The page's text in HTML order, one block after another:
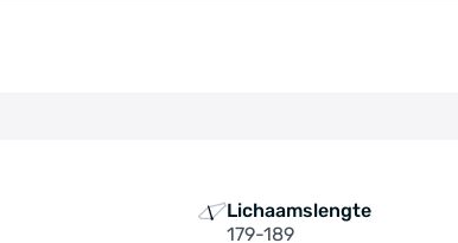
Lichaamslengte
179-189